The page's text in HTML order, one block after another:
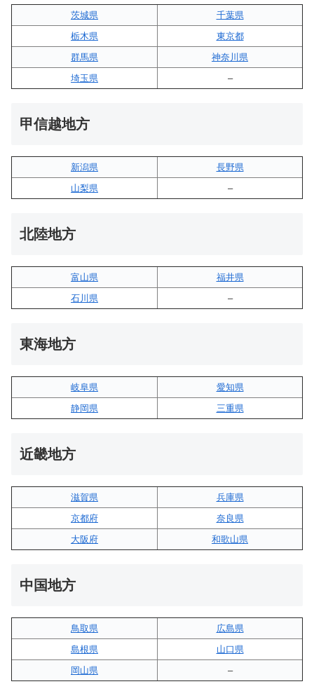
茨城県
千葉県
栃木県
東京都
群馬県
神奈川県
埼玉県
–
甲信越地方
新潟県
長野県
山梨県
–
北陸地方
富山県
福井県
石川県
–
東海地方
岐阜県
愛知県
静岡県
三重県
近畿地方
滋賀県
兵庫県
京都府
奈良県
大阪府
和歌山県
中国地方
鳥取県
広島県
島根県
山口県
岡山県
–